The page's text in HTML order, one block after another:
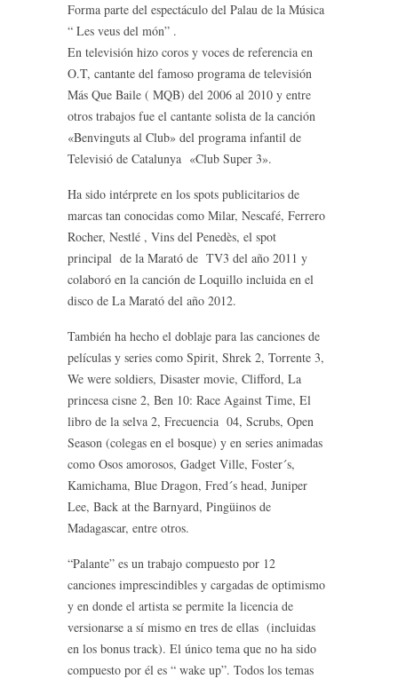
Forma parte del espectáculo del Palau de la Música
“ Les veus del món” .
En televisión hizo coros y voces de referencia en
O.T, cantante del famoso programa de televisión
Más Que Baile ( MQB) del 2006 al 2010 y entre
otros trabajos fue el cantante solista de la canción
«Benvinguts al Club» del programa infantil de
Televisió de Catalunya «Club Super 3».
Ha sido intérprete en los spots publicitarios de
marcas tan conocidas como Milar, Nescafé, Ferrero
Rocher, Nestlé , Vins del Penedès, el spot
principal de la Marató de TV3 del año 2011 y
colaboró en la canción de Loquillo incluida en el
disco de La Marató del año 2012.
También ha hecho el doblaje para las canciones de
películas y series como Spirit, Shrek 2, Torrente 3,
We were soldiers, Disaster movie, Clifford, La
princesa cisne 2, Ben 10: Race Against Time, El
libro de la selva 2, Frecuencia 04, Scrubs, Open
Season (colegas en el bosque) y en series animadas
como Osos amorosos, Gadget Ville, Foster´s,
Kamichama, Blue Dragon, Fred´s head, Juniper
Lee, Back at the Barnyard, Pingüinos de
Madagascar, entre otros.
“Palante” es un trabajo compuesto por 12
canciones imprescindibles y cargadas de optimismo
y en donde el artista se permite la licencia de
versionarse a sí mismo en tres de ellas (incluidas
en los bonus track). El único tema que no ha sido
compuesto por él es “ wake up”. Todos los temas